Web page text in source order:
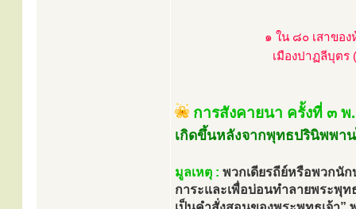
๑ ใน ๘๐ เสาขอ
เมืองปาฏลีบุตร
การสังคายนา ครั้งที่ ๓
เกิดขึ้นหลังจากพุทธปรินิพพา
มูลเหตุ : พวกเดียรถีย์หรือพวกนั
การะและเพื่อบ่อนทำลายพระพุ